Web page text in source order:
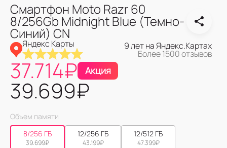
Смартфон Moto Razr 60
8/256Gb Midnight Blue (Темно-
Синий) CN
Яндекс Карты 9 лет на Яндекс.Картах
Более 1500 отзывов
37.714₽ Акция
39.699₽
Объем памяти
8/256 ГБ
39.699₽
12/256 ГБ
43.199₽
12/512 ГБ
47.399₽